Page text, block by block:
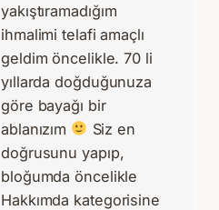
yakıştıramadığım
ihmalimi telafi amaçlı
geldim öncelikle. 70 li
yıllarda doğduğunuza
göre bayağı bir
ablanızım
Siz en
doğrusunu yapıp,
bloğumda öncelikle
Hakkımda kategorisine